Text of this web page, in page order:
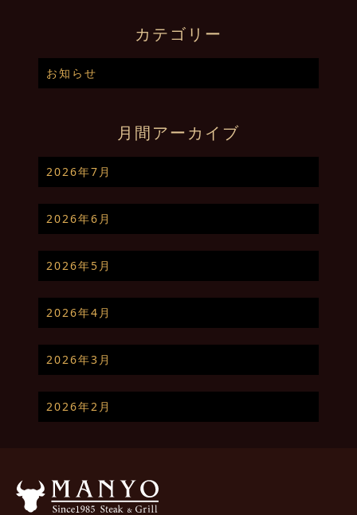
カテゴリー
お知らせ
月間アーカイブ
2026年7月
2026年6月
2026年5月
2026年4月
2026年3月
2026年2月